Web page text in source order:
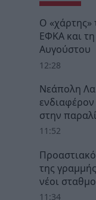
Ο
ΕΦΚΑ και
Αυγούστου
12:28
Νεάπολη
στην
11:52
της
νέοι
11:34